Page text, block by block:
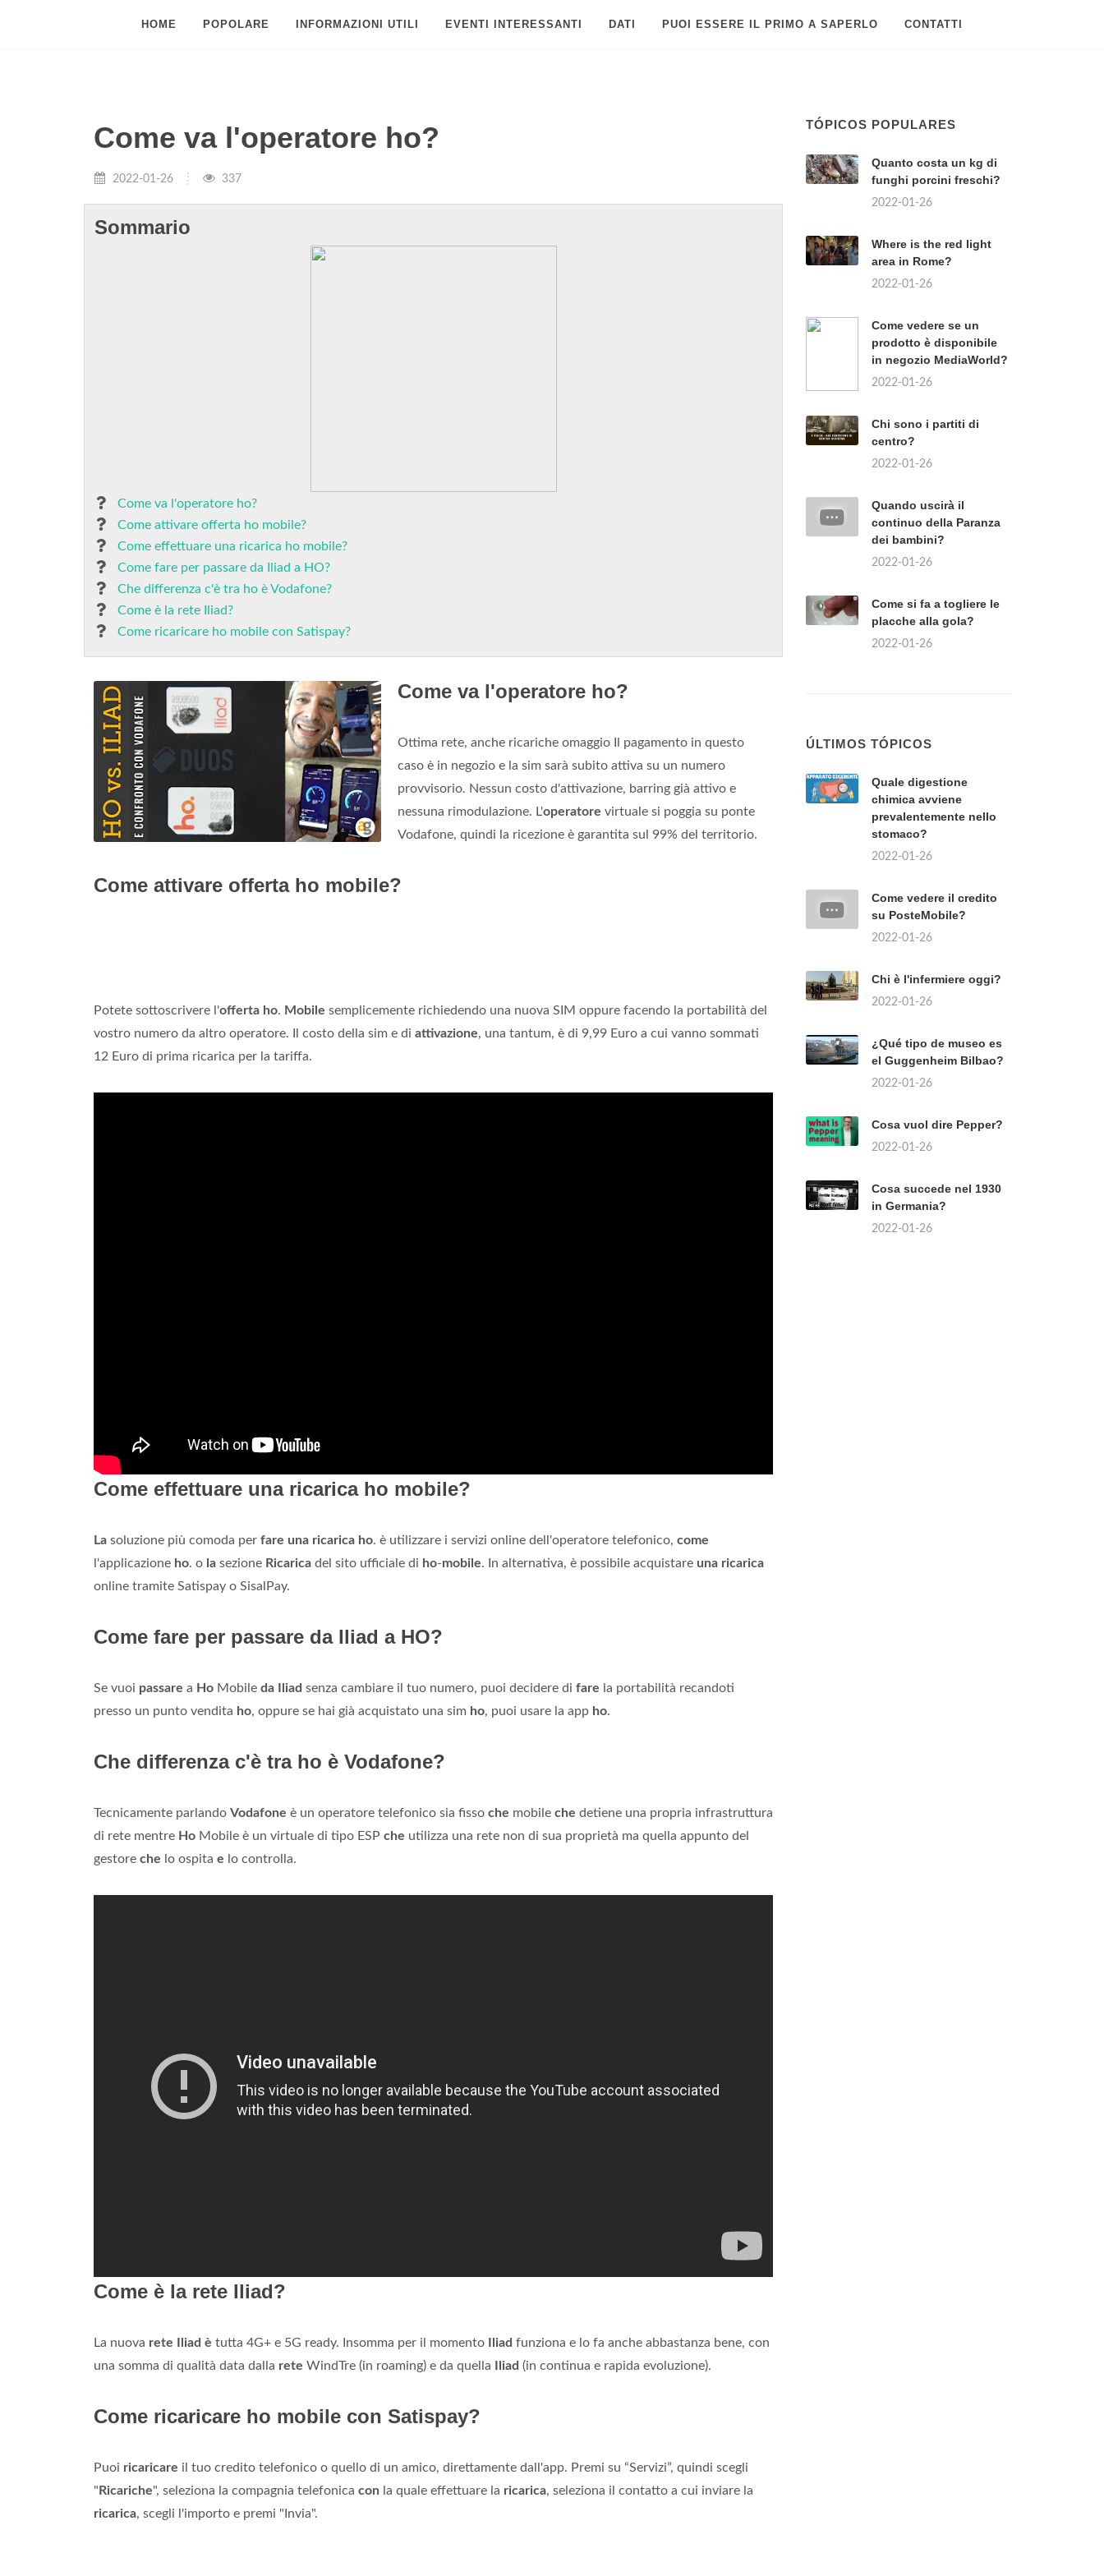
HOME POPOLARE INFORMAZIONI UTILI EVENTI INTERESSANTI DATI PUOI ESSERE IL PRIMO A SAPERLO CONTATTI
Come va l'operatore ho?
2022-01-26 337
Sommario
Come va l'operatore ho?
Come attivare offerta ho mobile?
Come effettuare una ricarica ho mobile?
Come fare per passare da Iliad a HO?
Che differenza c'è tra ho è Vodafone?
Come è la rete Iliad?
Come ricaricare ho mobile con Satispay?
Come va l'operatore ho?
Ottima rete, anche ricariche omaggio Il pagamento in questo
caso è in negozio e la sim sarà subito attiva su un numero
provvisorio. Nessun costo d'attivazione, barring già attivo e
nessuna rimodulazione. L'operatore virtuale si poggia su ponte
Vodafone, quindi la ricezione è garantita sul 99% del territorio.
Come attivare offerta ho mobile?
Potete sottoscrivere l'offerta ho. Mobile semplicemente richiedendo una nuova SIM oppure facendo la portabilità del
vostro numero da altro operatore. Il costo della sim e di attivazione, una tantum, è di 9,99 Euro a cui vanno sommati
12 Euro di prima ricarica per la tariffa.
Come effettuare una ricarica ho mobile?
La soluzione più comoda per fare una ricarica ho. è utilizzare i servizi online dell'operatore telefonico, come
l'applicazione ho. o la sezione Ricarica del sito ufficiale di ho-mobile. In alternativa, è possibile acquistare una ricarica
online tramite Satispay o SisalPay.
Come fare per passare da Iliad a HO?
Se vuoi passare a Ho Mobile da Iliad senza cambiare il tuo numero, puoi decidere di fare la portabilità recandoti
presso un punto vendita ho, oppure se hai già acquistato una sim ho, puoi usare la app ho.
Che differenza c'è tra ho è Vodafone?
Tecnicamente parlando Vodafone è un operatore telefonico sia fisso che mobile che detiene una propria infrastruttura
di rete mentre Ho Mobile è un virtuale di tipo ESP che utilizza una rete non di sua proprietà ma quella appunto del
gestore che lo ospita e lo controlla.
Come è la rete Iliad?
La nuova rete Iliad è tutta 4G+ e 5G ready. Insomma per il momento Iliad funziona e lo fa anche abbastanza bene, con
una somma di qualità data dalla rete WindTre (in roaming) e da quella Iliad (in continua e rapida evoluzione).
Come ricaricare ho mobile con Satispay?
Puoi ricaricare il tuo credito telefonico o quello di un amico, direttamente dall'app. Premi su “Servizi”, quindi scegli
" Ricariche", seleziona la compagnia telefonica con la quale effettuare la ricarica, seleziona il contatto a cui inviare la
ricarica, scegli l'importo e premi "Invia".
TÓPICOS POPULARES
Quanto costa un kg di
funghi porcini freschi?
2022-01-26
Where is the red light
area in Rome?
2022-01-26
Come vedere se un
prodotto è disponibile
in negozio MediaWorld?
2022-01-26
Chi sono i partiti di
centro?
2022-01-26
Quando uscirà il
continuo della Paranza
dei bambini?
2022-01-26
Come si fa a togliere le
placche alla gola?
2022-01-26
ÚLTIMOS TÓPICOS
Quale digestione
chimica avviene
prevalentemente nello
stomaco?
2022-01-26
Come vedere il credito
su PosteMobile?
2022-01-26
Chi è l'infermiere oggi?
2022-01-26
¿Qué tipo de museo es
el Guggenheim Bilbao?
2022-01-26
Cosa vuol dire Pepper?
2022-01-26
Cosa succede nel 1930
in Germania?
2022-01-26